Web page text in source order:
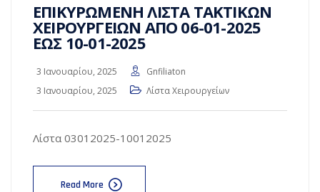
ΕΠΙΚΥΡΩΜΕΝΗ ΛΙΣΤΑ ΤΑΚΤΙΚΩΝ
ΧΕΙΡΟΥΡΓΕΙΩΝ ΑΠΟ 06-01-2025
ΕΩΣ 10-01-2025
3 Ιανουαρίου, 2025
Gnfiliaton
3 Ιανουαρίου, 2025
Λίστα Χειρουργείων
Λίστα 03012025-10012025
Read More